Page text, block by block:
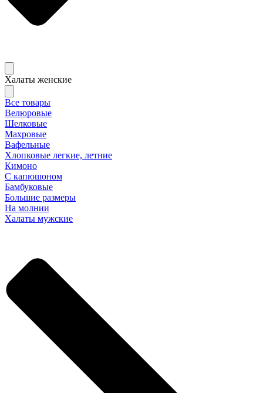
Халаты женские
Все товары
Велюровые
Шелковые
Махровые
Вафельные
Хлопковые легкие, летние
Кимоно
С капюшоном
Бамбуковые
Большие размеры
На молнии
Халаты мужские